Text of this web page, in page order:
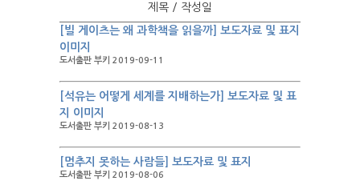
제목 / 작성일
[빌 게이츠는 왜 과학책을 읽을까] 보도자료 및 표지
이미지
도서출판 부키 2019-09-11
[석유는 어떻게 세계를 지배하는가] 보도자료 및 표
지 이미지
도서출판 부키 2019-08-13
[멈추지 못하는 사람들] 보도자료 및 표지
도서출판 부키 2019-08-06